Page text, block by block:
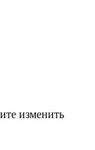
изменить